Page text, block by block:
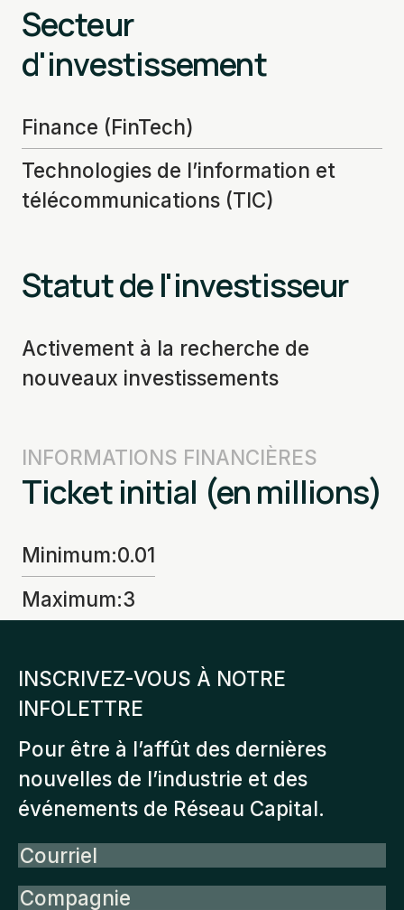
Secteur
d'investissement
Finance (FinTech)
Technologies de l’information et
télécommunications (TIC)
Statut de l'investisseur
Activement à la recherche de
nouveaux investissements
INFORMATIONS FINANCIÈRES
Ticket initial (en millions)
Minimum:0.01
Maximum:3
INSCRIVEZ-VOUS À NOTRE
INFOLETTRE
Pour être à l’affût des dernières
nouvelles de l’industrie et des
événements de Réseau Capital.
Courriel
Compagnie